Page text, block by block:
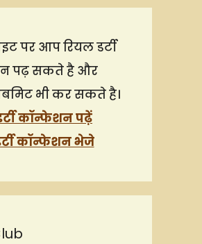
पर आप रियल डर्टी
पढ़ सकते है और
भी कर सकते है।
कॉन्फेशन पढ़ें
कॉन्फेशन भेजे